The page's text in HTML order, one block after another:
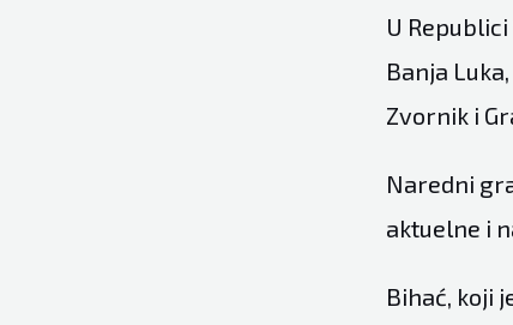
U
Banja
Zvornik i
Naredni
aktuelne i
Bihać, koji